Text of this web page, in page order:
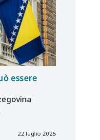
essere
22 luglio 2025